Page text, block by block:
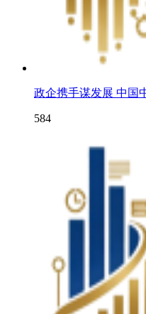
政企携手谋发展 中国
584